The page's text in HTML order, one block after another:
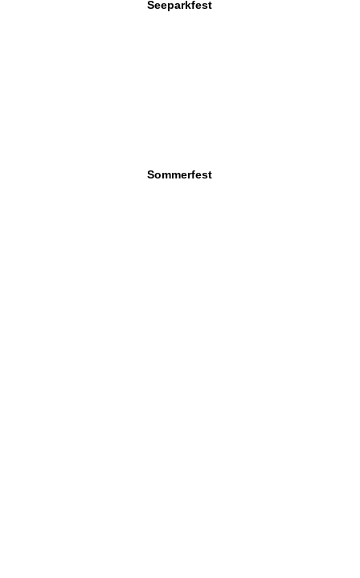
Seeparkfest
Sommerfest